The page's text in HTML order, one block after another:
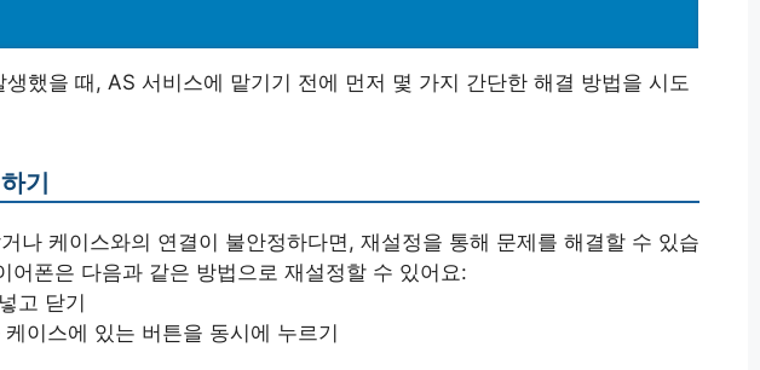
했을 때, AS 서비스에 맡기기 전에 먼저 몇 가지 간단한 해결 방법을 시도
기
나 케이스와의 연결이 불안정하다면, 재설정을 통해 문제를 해결할 수 있습
어폰은 다음과 같은 방법으로 재설정할 수 있어요:
고 닫기
이스에 있는 버튼을 동시에 누르기